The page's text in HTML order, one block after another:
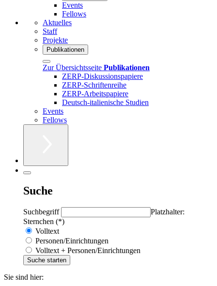
Events
Fellows
Aktuelles
Staff
Projekte
Publikationen
Zur Übersichtsseite Publikationen
ZERP-Diskussionspapiere
ZERP-Schriftenreihe
ZERP-Arbeitspapiere
Deutsch-italienische Studien
Events
Fellows
Suche
Suchbegriff
Platzhalter:
Sternchen (*)
Volltext
Personen/Einrichtungen
Volltext + Personen/Einrichtungen
Sie sind hier: